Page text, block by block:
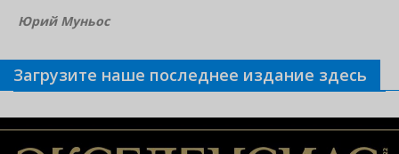
Юрий Муньос
Связанные новости
Загрузите наше последнее издание здесь